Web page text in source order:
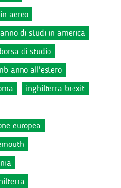
aereo
anno di studi in america
di studio
anno all'estero
inghilterra brexit
europea